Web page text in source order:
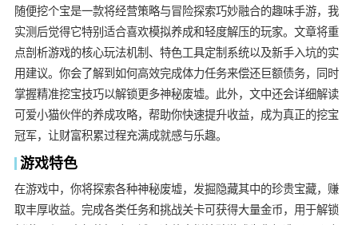
随便挖个宝是一款将经营策略与冒险探索巧妙融合的趣味手游，我
实测后觉得它特别适合喜欢模拟养成和轻度解压的玩家。文章将重
点剖析游戏的核心玩法机制、特色工具定制系统以及新手入坑的实
用建议。你会了解到如何高效完成体力任务来偿还巨额债务，同时
掌握精准挖宝技巧以解锁更多神秘废墟。此外，文中还会详细解读
可爱小猫伙伴的养成攻略，帮助你快速提升收益，成为真正的挖宝
冠军，让财富积累过程充满成就感与乐趣。
游戏特色
在游戏中，你将探索各种神秘废墟，发掘隐藏其中的珍贵宝藏，赚
取丰厚收益。完成各类任务和挑战关卡可获得大量金币，用于解锁